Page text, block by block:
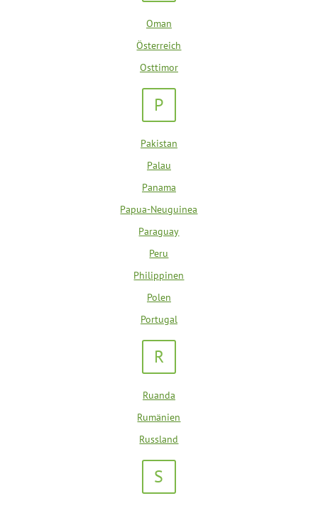
Oman
Österreich
Osttimor
P
Pakistan
Palau
Panama
Papua-Neuguinea
Paraguay
Peru
Philippinen
Polen
Portugal
R
Ruanda
Rumänien
Russland
S